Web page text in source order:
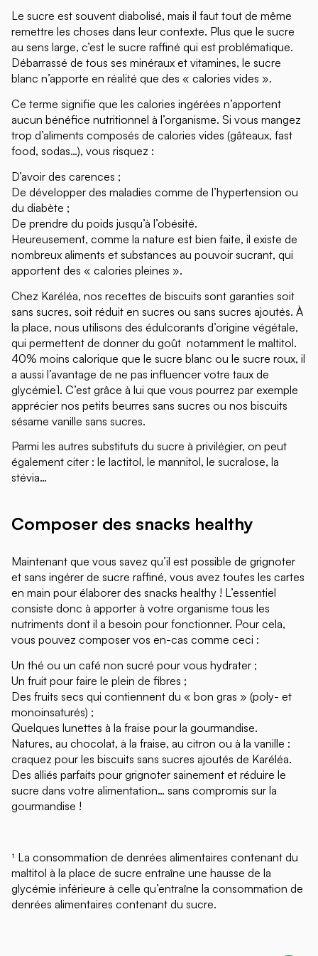
Le sucre est souvent diabolisé, mais il faut tout de même
remettre les choses dans leur contexte. Plus que le sucre
au sens large, c’est le sucre raffiné qui est problématique.
Débarrassé de tous ses minéraux et vitamines, le sucre
blanc n’apporte en réalité que des « calories vides ».
Ce terme signifie que les calories ingérées n’apportent
aucun bénéfice nutritionnel à l’organisme. Si vous mangez
trop d’aliments composés de calories vides (gâteaux, fast
food, sodas…), vous risquez :
D’avoir des carences ;
De développer des maladies comme de l’hypertension ou
du diabète ;
De prendre du poids jusqu’à l’obésité.
Heureusement, comme la nature est bien faite, il existe de
nombreux aliments et substances au pouvoir sucrant, qui
apportent des « calories pleines ».
Chez Karéléa, nos recettes de biscuits sont garanties soit
sans sucres, soit réduit en sucres ou sans sucres ajoutés. À
la place, nous utilisons des édulcorants d’origine végétale,
qui permettent de donner du goût notamment le maltitol.
40% moins calorique que le sucre blanc ou le sucre roux, il
a aussi l’avantage de ne pas influencer votre taux de
glycémie1. C’est grâce à lui que vous pourrez par exemple
apprécier nos petits beurres sans sucres ou nos biscuits
sésame vanille sans sucres.
Parmi les autres substituts du sucre à privilégier, on peut
également citer : le lactitol, le mannitol, le sucralose, la
stévia…
Composer des snacks healthy
Maintenant que vous savez qu’il est possible de grignoter
et sans ingérer de sucre raffiné, vous avez toutes les cartes
en main pour élaborer des snacks healthy ! L’essentiel
consiste donc à apporter à votre organisme tous les
nutriments dont il a besoin pour fonctionner. Pour cela,
vous pouvez composer vos en-cas comme ceci :
Un thé ou un café non sucré pour vous hydrater ;
Un fruit pour faire le plein de fibres ;
Des fruits secs qui contiennent du « bon gras » (poly- et
monoinsaturés) ;
Quelques lunettes à la fraise pour la gourmandise.
Natures, au chocolat, à la fraise, au citron ou à la vanille :
craquez pour les biscuits sans sucres ajoutés de Karéléa.
Des alliés parfaits pour grignoter sainement et réduire le
sucre dans votre alimentation… sans compromis sur la
gourmandise !
¹ La consommation de denrées alimentaires contenant du
maltitol à la place de sucre entraîne une hausse de la
glycémie inférieure à celle qu’entraîne la consommation de
denrées alimentaires contenant du sucre.